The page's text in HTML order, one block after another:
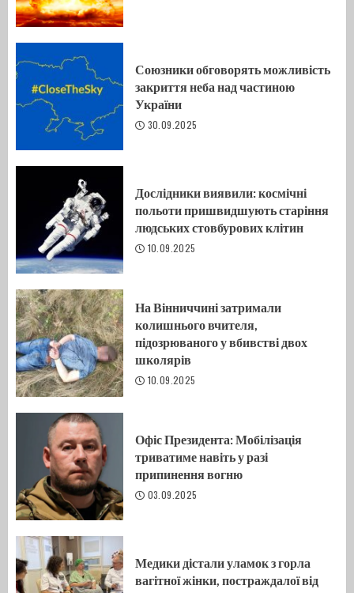
Союзники обговорять можливість
закриття неба над частиною
України
30.09.2025
Дослідники виявили: космічні
польоти пришвидшують старіння
людських стовбурових клітин
10.09.2025
На Вінниччині затримали
колишнього вчителя,
підозрюваного у вбивстві двох
школярів
10.09.2025
Офіс Президента: Мобілізація
триватиме навіть у разі
припинення вогню
03.09.2025
Медики дістали уламок з горла
вагітної жінки, постраждалої від